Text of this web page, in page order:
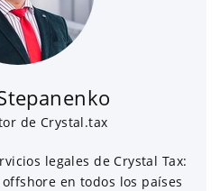
de Crystal.tax
legales de Crystal Tax:
en todos los países